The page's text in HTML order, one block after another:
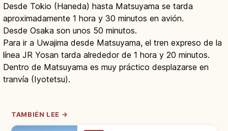
Desde Tokio (Haneda) hasta Matsuyama se tarda
aproximadamente 1 hora y 30 minutos en avión.
Desde Osaka son unos 50 minutos.
Para ir a Uwajima desde Matsuyama, el tren expreso de la
línea JR Yosan tarda alrededor de 1 hora y 20 minutos.
Dentro de Matsuyama es muy práctico desplazarse en
tranvía (Iyotetsu).
TAMBIÉN LEE →